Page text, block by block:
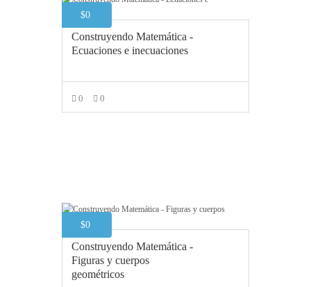
$0
Construyendo Matemática -
Ecuaciones e inecuaciones
0 0
$0
Construyendo Matemática -
Figuras y cuerpos
geométricos